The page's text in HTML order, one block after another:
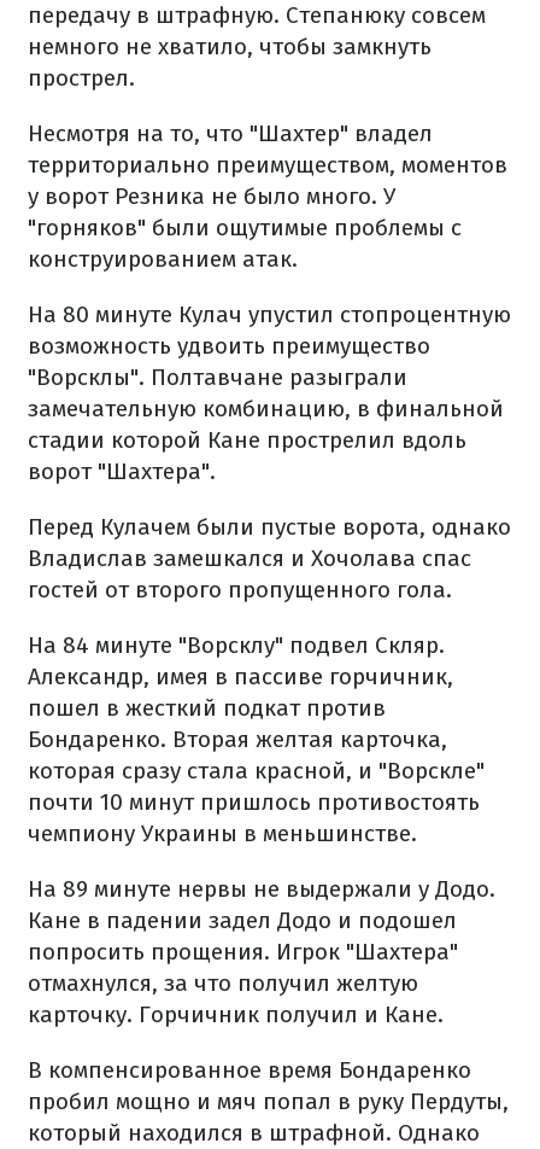
передачу в штрафную. Степанюку совсем
немного не хватило, чтобы замкнуть
прострел.
Несмотря на то, что "Шахтер" владел
территориально преимуществом, моментов
у ворот Резника не было много. У
"горняков" были ощутимые проблемы с
конструированием атак.
На 80 минуте Кулач упустил стопроцентную
возможность удвоить преимущество
"Ворсклы". Полтавчане разыграли
замечательную комбинацию, в финальной
стадии которой Кане прострелил вдоль
ворот "Шахтера".
Перед Кулачем были пустые ворота, однако
Владислав замешкался и Хочолава спас
гостей от второго пропущенного гола.
На 84 минуте "Ворсклу" подвел Скляр.
Александр, имея в пассиве горчичник,
пошел в жесткий подкат против
Бондаренко. Вторая желтая карточка,
которая сразу стала красной, и "Ворскле"
почти 10 минут пришлось противостоять
чемпиону Украины в меньшинстве.
На 89 минуте нервы не выдержали у Додо.
Кане в падении задел Додо и подошел
попросить прощения. Игрок "Шахтера"
отмахнулся, за что получил желтую
карточку. Горчичник получил и Кане.
В компенсированное время Бондаренко
пробил мощно и мяч попал в руку Пердуты,
который находился в штрафной. Однако